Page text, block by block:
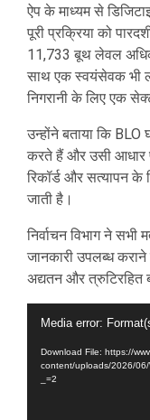
ऐप के माध्यम से
पूरी प्रक्रिया को
11,733 बूथ लेवल
साथ एक स्वयंसेवक भी
निगरानी के लिए एक
उन्होंने बताया कि BLO
करते हैं और उसी आधार
रिकॉर्ड और सत्यापन के
जाती है।
निर्वाचन विभाग ने
जानकारी उपलब्ध
अद्यतन और त्रुटिरहित
Media error:
Download File: https://
content/uploads/2026/
_=2